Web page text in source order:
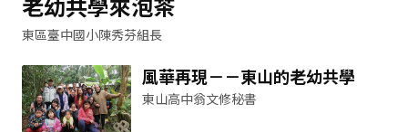
東區臺中國小陳秀芬組長
風華再現－－東山的老幼共學
東山高中翁文修秘書